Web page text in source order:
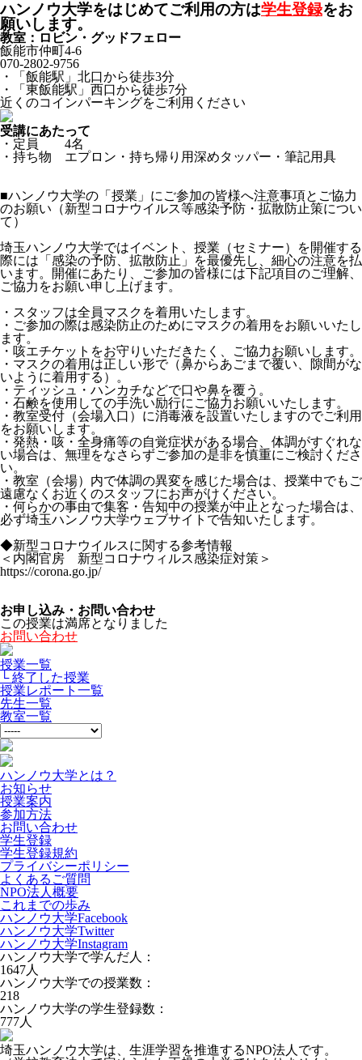
ハンノウ大学をはじめてご利用の方は学生登録をお
願いします。
教室：ロビン・グッドフェロー
飯能市仲町4-6
070-2802-9756
・「飯能駅」北口から徒歩3分
・「東飯能駅」西口から徒歩7分
近くのコインパーキングをご利用ください
受講にあたって
・定員 4名
・持ち物 エプロン・持ち帰り用深めタッパー・筆記用具
■ハンノウ大学の「授業」にご参加の皆様へ注意事項とご協力
のお願い（新型コロナウイルス等感染予防・拡散防止策につい
て）
埼玉ハンノウ大学ではイベント、授業（セミナー）を開催する
際には「感染の予防、拡散防止」を最優先し、細心の注意を払
います。開催にあたり、ご参加の皆様には下記項目のご理解、
ご協力をお願い申し上げます。
・スタッフは全員マスクを着用いたします。
・ご参加の際は感染防止のためにマスクの着用をお願いいたし
ます。
・咳エチケットをお守りいただきたく、ご協力お願いします。
・マスクの着用は正しい形で（鼻からあごまで覆い、隙間がな
いように着用する）。
・ティッシュ・ハンカチなどで口や鼻を覆う。
・石鹸を使用しての手洗い励行にご協力お願いいたします。
・教室受付（会場入口）に消毒液を設置いたしますのでご利用
をお願いします。
・発熱・咳・全身痛等の自覚症状がある場合、体調がすぐれな
い場合は、無理をなさらずご参加の是非を慎重にご検討くださ
い。
・教室（会場）内で体調の異変を感じた場合は、授業中でもご
遠慮なくお近くのスタッフにお声がけください。
・何らかの事由で集客・告知中の授業が中止となった場合は、
必ず埼玉ハンノウ大学ウェブサイトで告知いたします。
◆新型コロナウイルスに関する参考情報
＜内閣官房 新型コロナウィルス感染症対策＞
https://corona.go.jp/
お申し込み・お問い合わせ
この授業は満席となりました
お問い合わせ
授業一覧
└ 終了した授業
授業レポート一覧
先生一覧
教室一覧
ハンノウ大学とは？
お知らせ
授業案内
参加方法
お問い合わせ
学生登録
学生登録規約
プライバシーポリシー
よくあるご質問
NPO法人概要
これまでの歩み
ハンノウ大学Facebook
ハンノウ大学Twitter
ハンノウ大学Instagram
ハンノウ大学で学んだ人：
1647人
ハンノウ大学での授業数：
218
ハンノウ大学の学生登録数：
777人
埼玉ハンノウ大学は、生涯学習を推進するNPO法人です。